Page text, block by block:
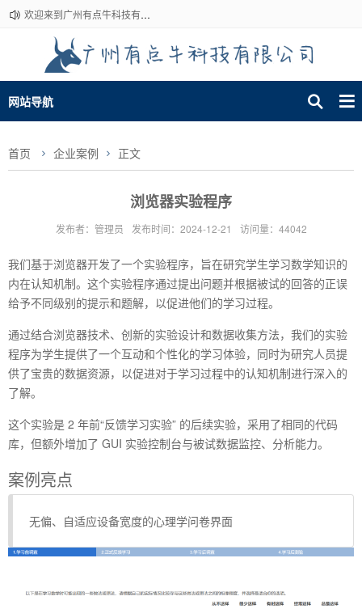
欢迎来到广州有点牛科技有限公司~
网站导航
首页 企业案例 正文
浏览器实验程序
发布者：管理员 发布时间：2024-12-21 访问量：44042
我们基于浏览器开发了一个实验程序，旨在研究学生学习数学知识的
内在认知机制。这个实验程序通过提出问题并根据被试的回答的正误
给予不同级别的提示和题解，以促进他们的学习过程。
通过结合浏览器技术、创新的实验设计和数据收集方法，我们的实验
程序为学生提供了一个互动和个性化的学习体验，同时为研究人员提
供了宝贵的数据资源，以促进对于学习过程中的认知机制进行深入的
了解。
这个实验是 2 年前“反馈学习实验” 的后续实验，采用了相同的代码
库，但额外增加了 GUI 实验控制台与被试数据监控、分析能力。
案例亮点
无偏、自适应设备宽度的心理学问卷界面